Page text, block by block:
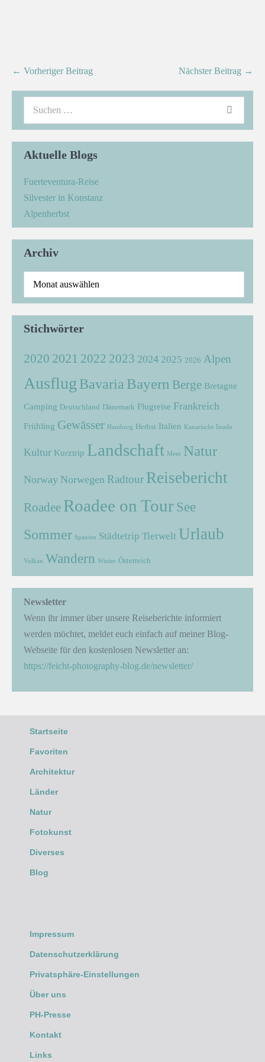
← Vorheriger Beitrag Nächster Beitrag →
Aktuelle Blogs
Fuerteventura-Reise
Silvester in Konstanz
Alpenherbst
Archiv
Stichwörter
2020 2021 2022 2023 2024 2025 2026 Alpen
Ausflug Bavaria Bayern Berge Bretagne
Camping Deutschland Dänemark Flugreise Frankreich
Frühling Gewässer Hamburg Herbst Italien Kanarische Inseln
Kultur Kurztrip Landschaft Meer Natur
Norway Norwegen Radtour Reisebericht
Roadee Roadee on Tour See
Sommer Spanien Städtetrip Tierwelt Urlaub
Vulkan Wandern Winter Österreich
Newsletter
Wenn ihr immer über unsere Reiseberichte informiert
werden möchtet, meldet euch einfach auf meiner Blog-
Webseite für den kostenlosen Newsletter an:
https://feicht-photography-blog.de/newsletter/
Startseite
Favoriten
Architektur
Länder
Natur
Fotokunst
Diverses
Blog
Impressum
Datenschutzerklärung
Privatsphäre-Einstellungen
Über uns
PH-Presse
Kontakt
Links